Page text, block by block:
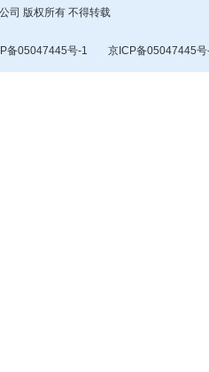
司 版权所有 不得转载
备05047445号-1 京ICP备05047445